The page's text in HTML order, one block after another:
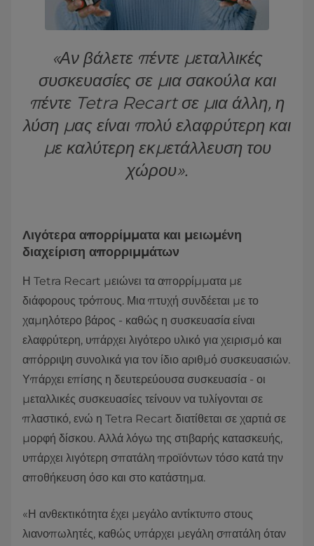
«Αν βάλετε πέντε μεταλλικές
συσκευασίες σε μια σακούλα και
πέντε Tetra Recart σε μια άλλη, η
λύση μας είναι πολύ ελαφρύτερη και
με καλύτερη εκμετάλλευση του
χώρου».
Λιγότερα απορρίμματα και μειωμένη
διαχείριση απορριμμάτων
Η Tetra Recart μειώνει τα απορρίμματα με
διάφορους τρόπους. Μια πτυχή συνδέεται με το
χαμηλότερο βάρος - καθώς η συσκευασία είναι
ελαφρύτερη, υπάρχει λιγότερο υλικό για χειρισμό και
απόρριψη συνολικά για τον ίδιο αριθμό συσκευασιών.
Υπάρχει επίσης η δευτερεύουσα συσκευασία - οι
μεταλλικές συσκευασίες τείνουν να τυλίγονται σε
πλαστικό, ενώ η Tetra Recart διατίθεται σε χαρτιά σε
μορφή δίσκου. Αλλά λόγω της στιβαρής κατασκευής,
υπάρχει λιγότερη σπατάλη προϊόντων τόσο κατά την
αποθήκευση όσο και στο κατάστημα.
«Η ανθεκτικότητα έχει μεγάλο αντίκτυπο στους
λιανοπωλητές, καθώς υπάρχει μεγάλη σπατάλη όταν